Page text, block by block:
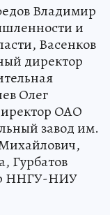
Владимир
и
Васенков
директор
Олег
ОАО
завод им.
Гурбатов
ННГУ-НИУ